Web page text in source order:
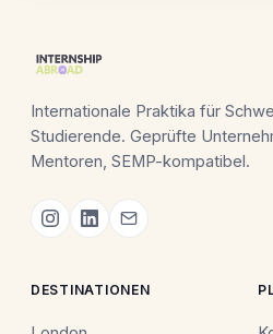
Internationale Praktika für
Studierende. Geprüfte
Mentoren, SEMP-kompatibel.
DESTINATIONEN